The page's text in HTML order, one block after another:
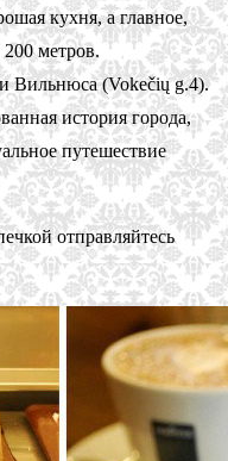
кухня, а главное,
метров.
Вильнюса (Vokečių g.4).
история города,
путешествие
отправляйтесь